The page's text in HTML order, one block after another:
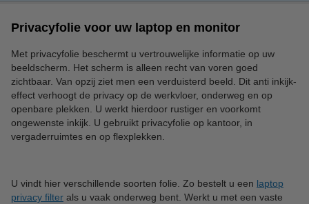
Privacyfolie voor uw laptop en monitor
Met privacyfolie beschermt u vertrouwelijke informatie op uw
beeldscherm. Het scherm is alleen recht van voren goed
zichtbaar. Van opzij ziet men een verduisterd beeld. Dit anti inkijk-
effect verhoogt de privacy op de werkvloer, onderweg en op
openbare plekken. U werkt hierdoor rustiger en voorkomt
ongewenste inkijk. U gebruikt privacyfolie op kantoor, in
vergaderruimtes en op flexplekken.
U vindt hier verschillende soorten folie. Zo bestelt u een laptop
privacy filter als u vaak onderweg bent. Werkt u met een vaste